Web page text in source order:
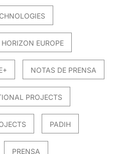
HORIZON EUROPE
NOTAS DE PRENSA
PROJECTS
PADIH
PRENSA